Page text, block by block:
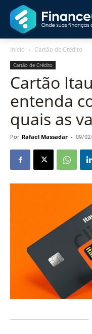
Início Cartão de Crédito
Cartão de Crédito
Cartão
entenda
quais as
Por Rafael Massadar - 09/